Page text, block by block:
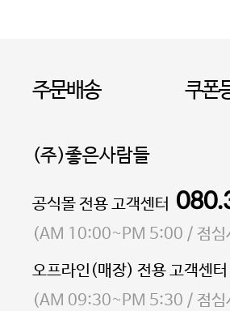
주문배송 쿠폰
(주)좋은사람들
대표 이성현,박영환| 개인정보
소재지 서울특별시 마포구 마
통신판매업 신고번호 2023-
사업자등록번호 105-81-
공식몰 전용 고객센터
(AM 10:00~PM 5:00 / 점심
오프라인(매장) 전용 고객센터
(AM 09:30~PM 5:30 / 점심